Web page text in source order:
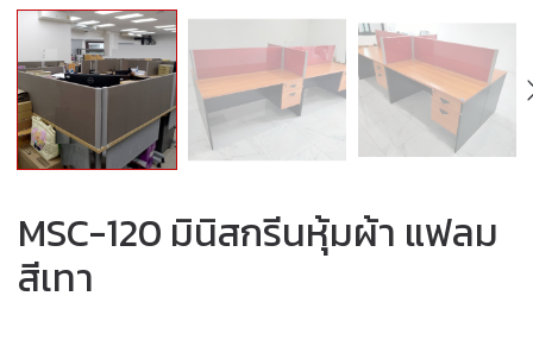
MSC-120 มินิสกรีนหุ้มผ้า แฟลม
สีเทา